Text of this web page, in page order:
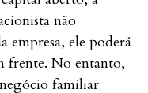
não
empresa, ele poderá
frente. No entanto,
familiar